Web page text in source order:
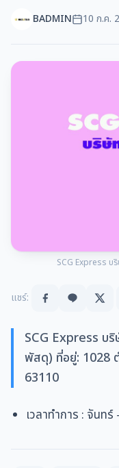
BADMIN 10 ก.ค.
SCG Express บ
แชร์:
SCG Express บ
พัสดุ) ที่อยู่: 1028
63110
เวลาทำการ : จันทร์